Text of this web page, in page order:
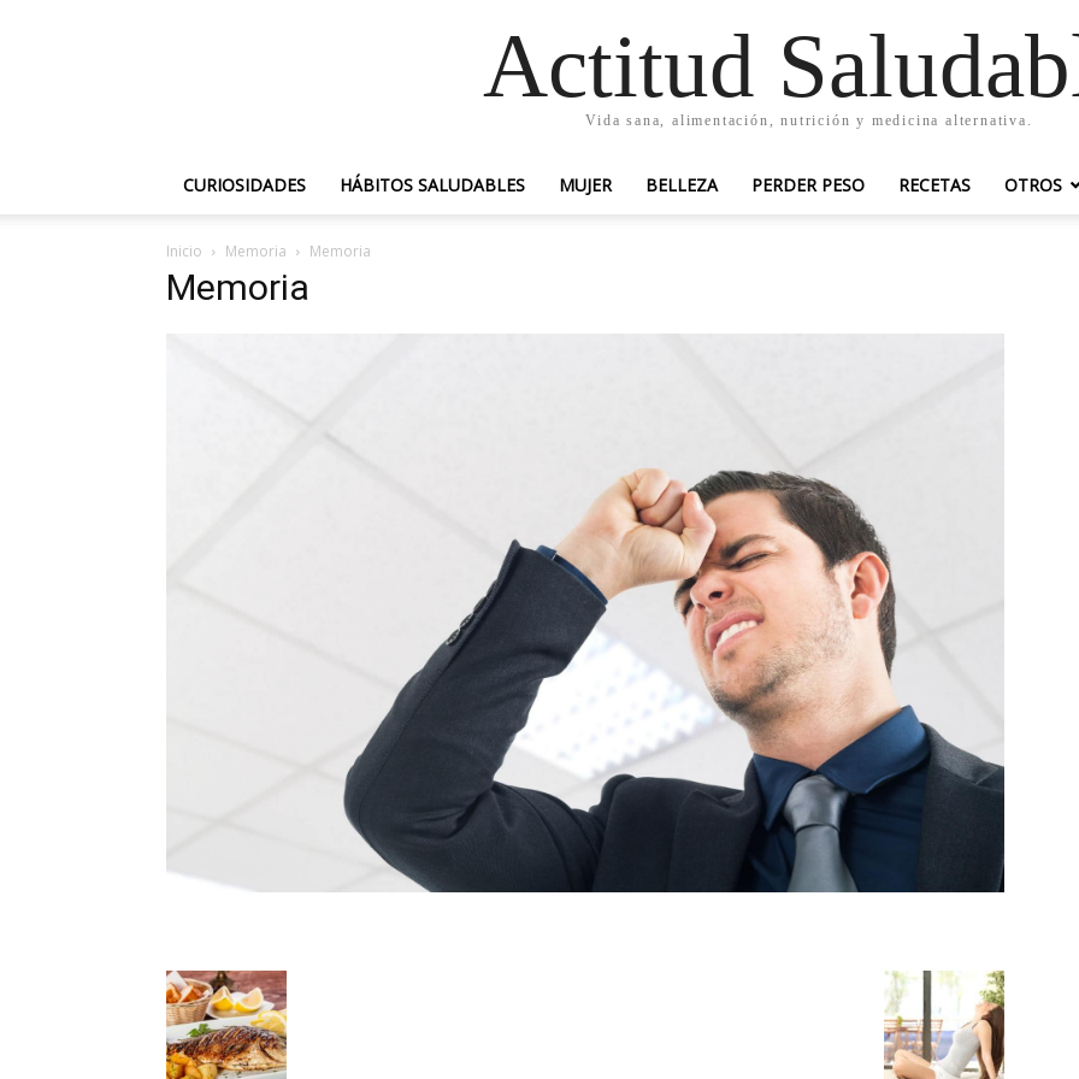
Actitud
Vida sana, alimentación, nutrición y medicina alternativa.
CURIOSIDADES HÁBITOS SALUDABLES MUJER BELLEZA PERDER PESO RECETAS OTROS
Inicio Memoria Memoria
Memoria